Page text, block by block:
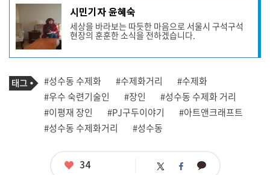
기
사
작
성
자
프
필
시민기자 윤혜숙
세상을 바라보는 따듯한 마음으로 서울시 구석구석
현장의 훈훈한 소식을 전하겠습니다.
기
사
관
련
태
그
태
그
#성수동 수제화 #수제화거리
#수제화
#우수 숙련기술인
#장인
#성수동 수제화 거리
#이평재 장인
#PJ구두이야기
#아트앤크래프트
#성수동 수제화거리
#성수동
좋
34 트 페 카